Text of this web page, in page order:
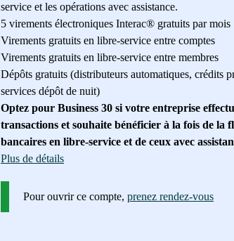
service et les opérations avec assistance.
5 virements électroniques Interac® gratuits par mois
Virements gratuits en libre-service entre comptes
Virements gratuits en libre-service entre membres
Dépôts gratuits (distributeurs automatiques, crédits
services dépôt de nuit)
Optez pour Business 30 si votre entreprise
transactions et souhaite bénéficier à la fois de la
bancaires en libre-service et de ceux avec
Plus de détails
Pour ouvrir ce compte, prenez rendez-vous